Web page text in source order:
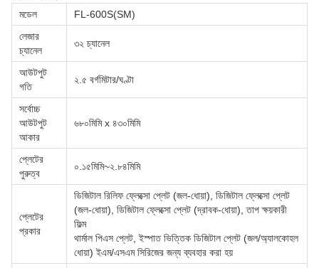
মডেল
FL-600S(SM)
লেজার
চ্যানেল
৩২ চ্যানেল
আউটপুট
গতি
২.৫ বর্গমিটার/ঘণ্টা
সর্বোচ্চ
আউটপুট
আকার
৬৮০মিমি x ৪৩০মিমি
প্লেটের
পুরুত্ব
০.১৫মিমি~২.৮৪মিমি
প্লেটের
প্রকার
ডিজিটাল রিলিফ ফ্লেক্সো প্লেট (জল-ধোয়া), ডিজিটাল ফ্লেক্সো প্লেট
(জল-ধোয়া), ডিজিটাল ফ্লেক্সো প্লেট (দ্রাবক-ধোয়া), তাপ ক্ষয়কারী
ফিল্ম
থার্মাল পিএস প্লেট, ইস্পাত ভিত্তিক ডিজিটাল প্লেট (জল/অ্যালকোহল
ধোয়া) ইএম/এসএম সিরিজের জন্য ব্যবহার করা হয়